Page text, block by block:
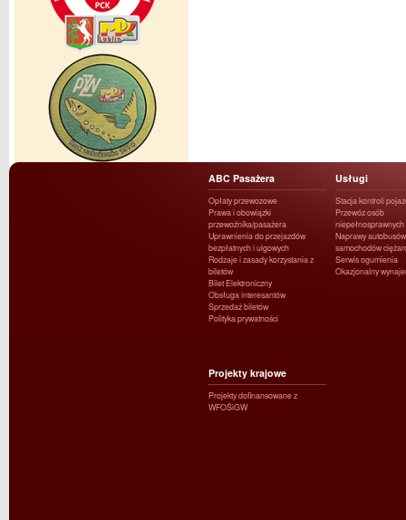
ABC Pasażera
Opłaty przewozowe
Prawa i obowiązki
przewoźnika/pasażera
Uprawnienia do przejazdów
bezpłatnych i ulgowych
Rodzaje i zasady korzystania z
biletów
Bilet Elektroniczny
Obsługa interesantów
Sprzedaż biletów
Polityka prywatności
Usługi
Stacja kontroli
Przewóz osób
niepełnosprawnych
Naprawy
samochodów
Serwis ogumienia
Okazjonalny
Projekty krajowe
Projekty dofinansowane z
WFOŚiGW